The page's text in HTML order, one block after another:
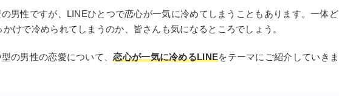
男性ですが、LINEひとつで恋心が一気に冷めてしまうこともあります。一体ど
けで冷められてしまうのか、皆さんも気になるところでしょう。
の男性の恋愛について、恋心が一気に冷めるLINEをテーマにご紹介していきま